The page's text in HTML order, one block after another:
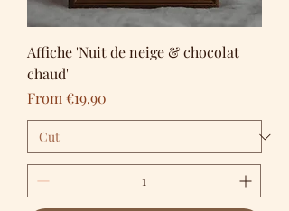
Affiche 'Nuit de neige & chocolat
chaud'
From €19.90
Sale Price